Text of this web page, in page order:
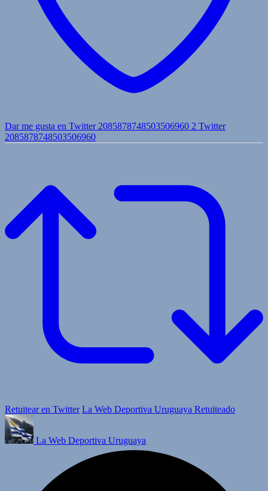
Dar me gusta en Twitter 2085878748503506960 2 Twitter
2085878748503506960
Retuitear en Twitter La Web Deportiva Uruguaya Retuiteado
La Web Deportiva Uruguaya